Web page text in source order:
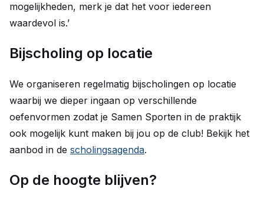
mogelijkheden, merk je dat het voor iedereen
waardevol is.’
Bijscholing op locatie
We organiseren regelmatig bijscholingen op locatie
waarbij we dieper ingaan op verschillende
oefenvormen zodat je Samen Sporten in de praktijk
ook mogelijk kunt maken bij jou op de club! Bekijk het
aanbod in de scholingsagenda.
Op de hoogte blijven?